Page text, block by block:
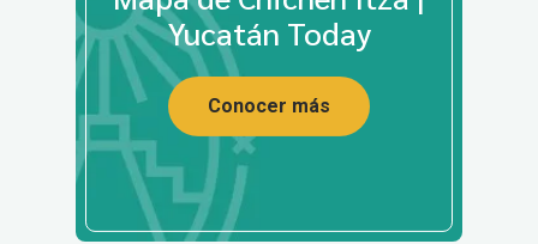
Yucatán Today
Conocer más